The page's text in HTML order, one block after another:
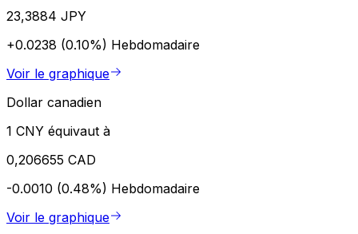
23,3884 JPY
+0.0238 (0.10%) Hebdomadaire
Voir le graphique
Dollar canadien
1 CNY équivaut à
0,206655 CAD
-0.0010 (0.48%) Hebdomadaire
Voir le graphique